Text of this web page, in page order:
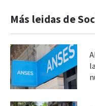
Más leidas de